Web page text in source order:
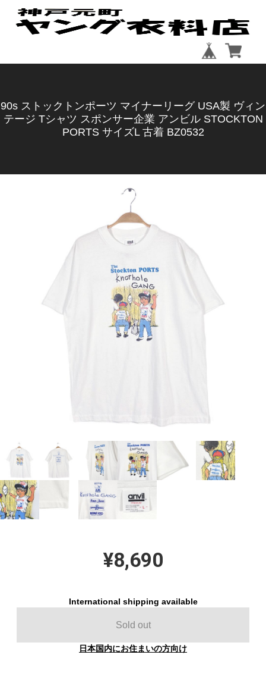
90s ストックトンポーツ マイナーリーグ USA製 ヴィン
テージ Tシャツ スポンサー企業 アンビル STOCKTON
PORTS サイズL 古着 BZ0532
¥8,690
International shipping available
Sold out
日本国内にお住まいの方向け